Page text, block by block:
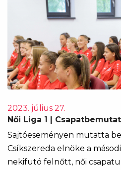
2023. július 27.
Női Liga 1 |
Sajtóeseményen mutatta
Csíkszereda elnöke a
nekifutó felnőtt, női